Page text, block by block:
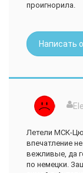
проигнорила.
Написать
Летели МСК-
впечатление
вежливые, да
по немецки.